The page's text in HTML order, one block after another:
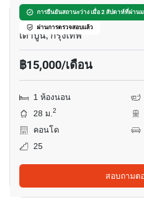
การยืนยันสถานะว่าง เมื่อ 2 สัปดาห์ที่ผ่าน
ผ่านการตรวจสอบแล้ว
นิช ไพรด์ เตาปูน-อินเตอ
เตาปูน, กรุงเทพ
฿15,000/เดือน
1 ห้องนอน
28 ม.2
คอนโด
25
สอบถามต